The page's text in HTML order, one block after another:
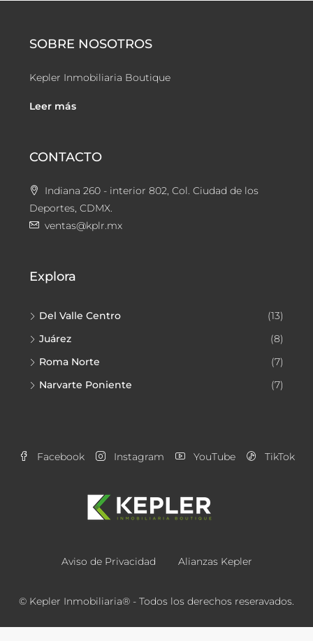
SOBRE NOSOTROS
Kepler Inmobiliaria Boutique
Leer más
CONTACTO
Indiana 260 - interior 802, Col. Ciudad de los
Deportes, CDMX.
ventas@kplr.mx
Explora
Del Valle Centro
(13)
Juárez
(8)
Roma Norte
(7)
Narvarte Poniente
(7)
Facebook Instagram YouTube TikTok
Aviso de Privacidad Alianzas Kepler
© Kepler Inmobiliaria® - Todos los derechos reseravados.